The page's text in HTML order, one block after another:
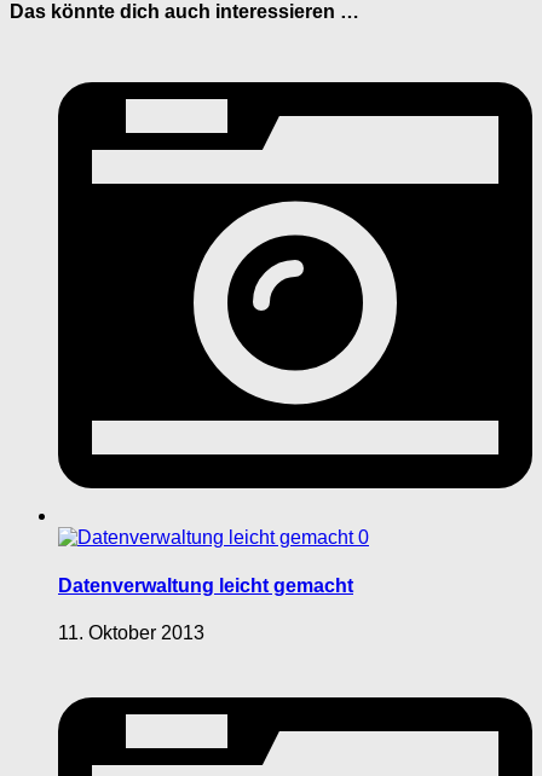
Das könnte dich auch interessieren …
0
Datenverwaltung leicht gemacht
11. Oktober 2013